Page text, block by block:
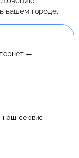
вашем городе.
—
наш сервис